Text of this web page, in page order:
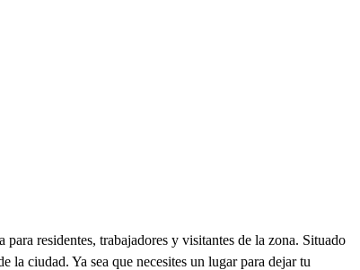
residentes, trabajadores y visitantes de la zona. Situado
la ciudad. Ya sea que necesites un lugar para dejar tu